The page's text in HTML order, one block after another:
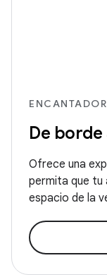
ENCANTADOR
De
Ofrece una
permita que tu
espacio de la